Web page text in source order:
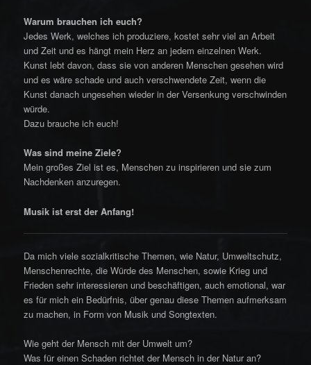
Warum brauchen ich euch?
Jedes Werk, welches ich produziere, kostet sehr viel an Arbeit
und Zeit und es hängt mein Herz an jedem einzelnen Werk.
Kunst lebt davon, dass sie von anderen Menschen gesehen wird
und es wäre schade und auch verschwendete Zeit, wenn die
Kunst danach ungesehen wieder in der Versenkung verschwinden
würde.
Dazu brauche ich euch!
Was sind meine Ziele?
Mein großes Ziel ist es, Menschen zu inspirieren und sie zum
Nachdenken anzuregen.
Musik ist erst der Anfang!
Da mich viele sozialkritische Themen, wie Natur, Umweltschutz,
Menschenrechte, die Würde des Menschen, sowie Krieg und
Frieden sehr interessieren und beschäftigen, auch emotional, war
es für mich ein Bedürfnis, über genau diese Themen aufmerksam
zu machen, in Form von Musik und Songtexten.
Wie geht der Mensch mit der Umwelt um?
Was für einen Schaden richtet der Mensch in der Natur an?